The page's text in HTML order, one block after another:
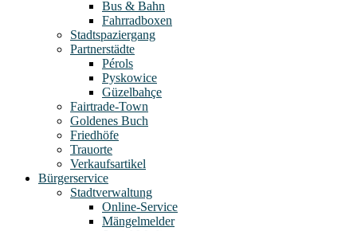
Bus & Bahn
Fahrradboxen
Stadtspaziergang
Partnerstädte
Pérols
Pyskowice
Güzelbahçe
Fairtrade-Town
Goldenes Buch
Friedhöfe
Trauorte
Verkaufsartikel
Bürgerservice
Stadtverwaltung
Online-Service
Mängelmelder